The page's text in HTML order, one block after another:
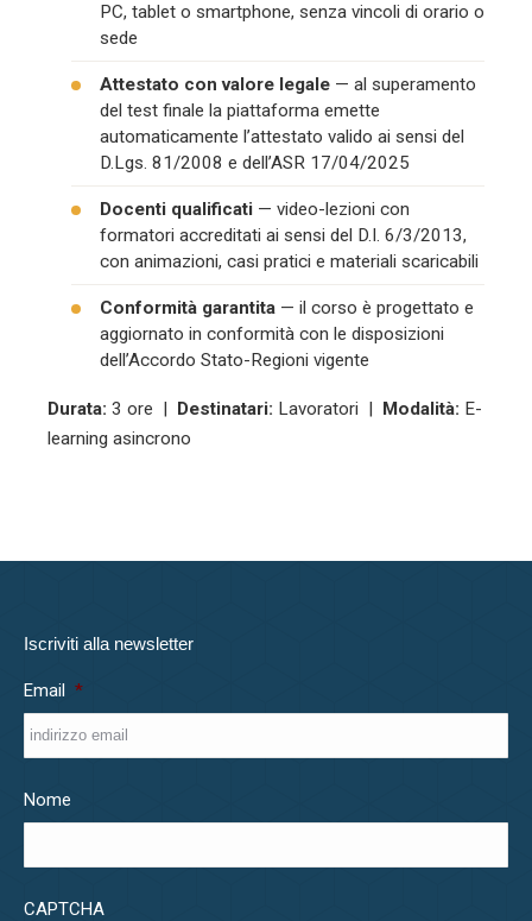
PC, tablet o smartphone, senza vincoli di orario o
sede
Attestato con valore legale — al superamento
del test finale la piattaforma emette
automaticamente l’attestato valido ai sensi del
D.Lgs. 81/2008 e dell’ASR 17/04/2025
Docenti qualificati — video-lezioni con
formatori accreditati ai sensi del D.I. 6/3/2013,
con animazioni, casi pratici e materiali scaricabili
Conformità garantita — il corso è progettato e
aggiornato in conformità con le disposizioni
dell’Accordo Stato-Regioni vigente
Durata: 3 ore | Destinatari: Lavoratori | Modalità: E-
learning asincrono
Iscriviti alla newsletter
Email *
Nome
CAPTCHA